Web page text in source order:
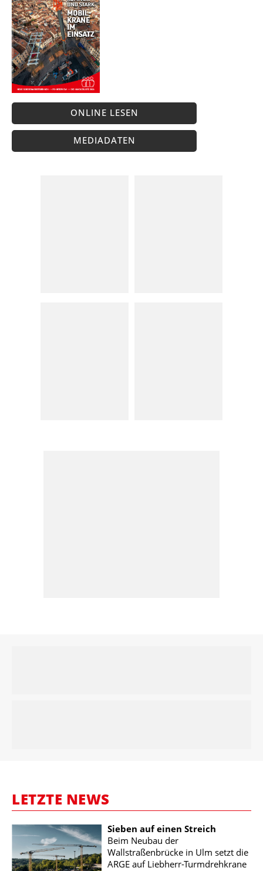
ONLINE LESEN
MEDIADATEN
LETZTE NEWS
Sieben auf einen Streich
Beim Neubau der
Wallstraßenbrücke in Ulm setzt die
ARGE auf Liebherr-Turmdrehkrane